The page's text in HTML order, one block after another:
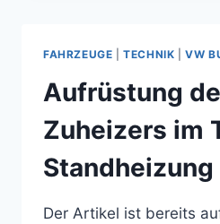
WARNER
NACHRÜSTEN
DEN
T5
MULTIVAN
FAHRZEUGE |TECHNIK |VW
Aufrüstung
Zuheizers im
Standheizung
Der Artikel ist bereits